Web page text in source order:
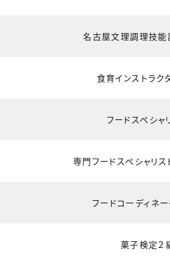
名古屋文理調理技能
食育インストラク
フードスペシャ
専門フードスペシャリス
フードコーディネ
菓子検定２